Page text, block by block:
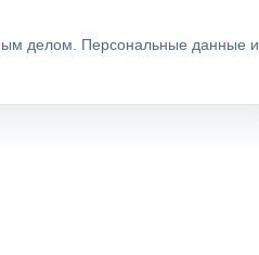
делом. Персональные данные и